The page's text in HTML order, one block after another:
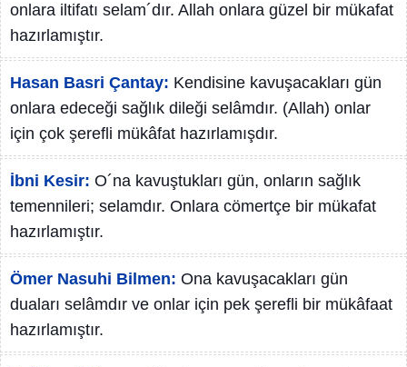
onlara iltifatı selam´dır. Allah onlara güzel bir mükafat
hazırlamıştır.
Hasan Basri Çantay: Kendisine kavuşacakları gün
onlara edeceği sağlık dileği selâmdır. (Allah) onlar
için çok şerefli mükâfat hazırlamışdır.
İbni Kesir: O´na kavuştukları gün, onların sağlık
temennileri; selamdır. Onlara cömertçe bir mükafat
hazırlamıştır.
Ömer Nasuhi Bilmen: Ona kavuşacakları gün
duaları selâmdır ve onlar için pek şerefli bir mükâfaat
hazırlamıştır.